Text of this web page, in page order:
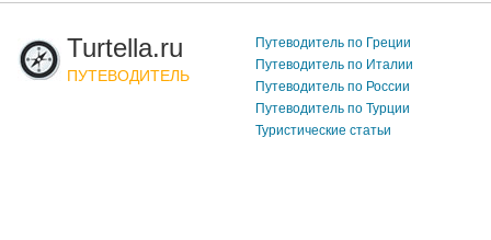
Turtella.ru
ПУТЕВОДИТЕЛЬ
Путеводитель по Греции
Путеводитель по Италии
Путеводитель по России
Путеводитель по Турции
Туристические статьи